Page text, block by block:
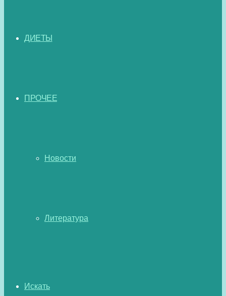
ДИЕТЫ
ПРОЧЕЕ
Новости
Литература
Искать